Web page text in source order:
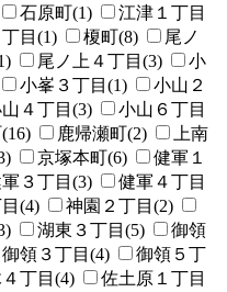
石原町(1)
江津１丁目
目(1) 榎町(8)
尾ノ
尾ノ上４丁目(3)
小
小峯３丁目(1)
小山２
４丁目(3)
小山６丁目
鹿帰瀬町(2)
上南
京塚本町(6)
健軍１
３丁目(3)
健軍４丁目
(4)
神園２丁目(2)
湖東３丁目(5)
御領
御領３丁目(4)
御領５丁
丁目(4)
佐土原１丁目